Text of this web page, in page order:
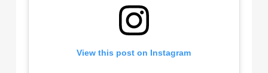
View this post on Instagram